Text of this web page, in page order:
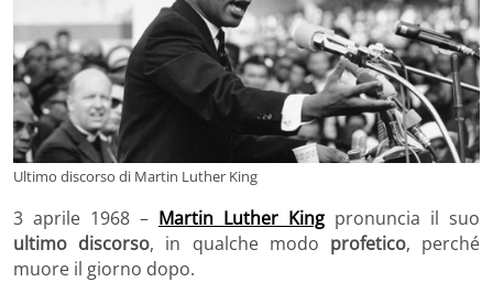
Ultimo discorso di Martin Luther King
3 aprile 1968 – Martin Luther King pronuncia il suo
ultimo discorso, in qualche modo profetico, perché
muore il giorno dopo.